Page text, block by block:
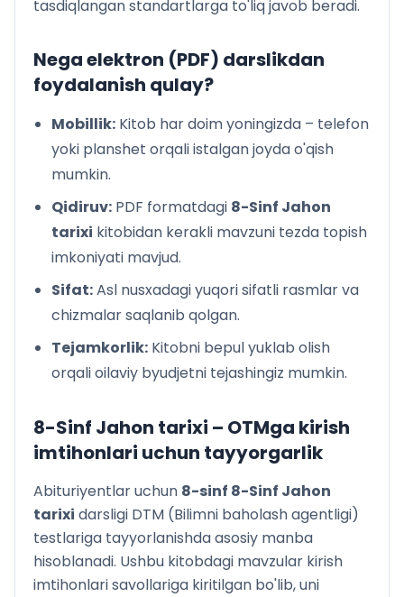
tasdiqlangan standartlarga to'liq javob beradi.
Nega elektron (PDF) darslikdan
foydalanish qulay?
Mobillik: Kitob har doim yoningizda – telefon
yoki planshet orqali istalgan joyda o'qish
mumkin.
Qidiruv: PDF formatdagi 8-Sinf Jahon
tarixi kitobidan kerakli mavzuni tezda topish
imkoniyati mavjud.
Sifat:Asl nusxadagi yuqori sifatli rasmlar va
chizmalar saqlanib qolgan.
Tejamkorlik: Kitobni bepul yuklab olish
orqali oilaviy byudjetni tejashingiz mumkin.
8-Sinf Jahon tarixi – OTMga kirish
imtihonlari uchun tayyorgarlik
Abituriyentlar uchun 8-sinf 8-Sinf Jahon
tarixi darsligi DTM (Bilimni baholash agentligi)
testlariga tayyorlanishda asosiy manba
hisoblanadi. Ushbu kitobdagi mavzular kirish
imtihonlari savollariga kiritilgan bo'lib, uni